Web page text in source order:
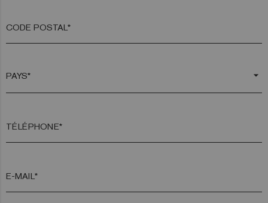
CODE POSTAL*
arrow_drop_down
TÉLÉPHONE*
E-MAIL*